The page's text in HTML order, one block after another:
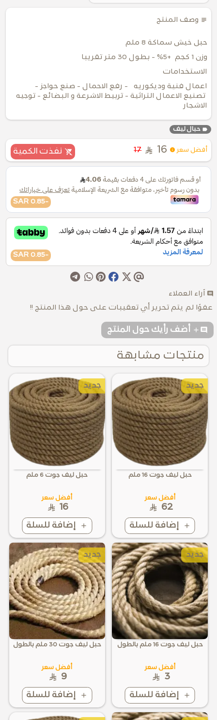
subject وصف المنتج
حبل خيش سماكة 8 ملم
وزن 1 كجم +5% - بطول 30 متر تقريبا
الاستخدامات
اعمال فنية وديكوريه - رفع الاحمال - صنع حواجز -
تصنيع الاعمال التراثية - تربيط الاشرعة و البضائع - توجيه
الاشجار
label حبال ليف
أفضل سعر 16
17 نفذت الكمية
-0.85 SAR
-0.85 SAR
comment آراء العملاء
عفوًا لم يتم تحرير أي تعقيبات على حول هذا المنتج !!
addcomment أضف رأيك حول المنتج
منتجات مشابهة
إضافة للسلة
جديد
حبل ليف جوت 16 ملم
أفضل سعر
62
إضافة للسلة
جديد
حبل ليف جوت 6 ملم
أفضل سعر
16
إضافة للسلة
جديد
حبل ليف جوت 16 ملم بالطول
أفضل سعر
3
إضافة للسلة
جديد
حبل ليف جوت 30 ملم بالطول
أفضل سعر
9